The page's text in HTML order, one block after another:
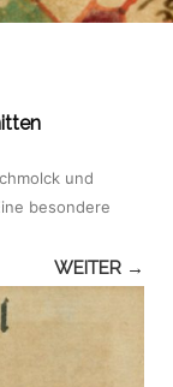
und
besondere
WEITER →